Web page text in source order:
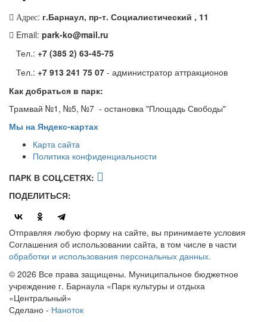
Адрес: г.Барнаул, пр-т. Социалистический , 11
Email: park-ko@mail.ru
Тел.: +7 (385 2) 63-45-75
Тел.: +7 913 241 75 07 - администратор аттракционов
Как добраться в парк:
Трамвай №1, №5, №7 - остановка "Площадь Свободы"
Мы на Яндекс-картах
Карта сайта
Политика конфиденциальности
ПАРК В СОЦ,СЕТЯХ:
ПОДЕЛИТЬСЯ:
Отправляя любую форму на сайте, вы принимаете условия
Соглашения об использовании сайта, в том числе в части
обработки и использования персональных данных.
© 2026 Все права защищены. Муниципальное бюджетное
учреждение г. Барнаула «Парк культуры и отдыха
«Центральный»
Сделано - Наноток